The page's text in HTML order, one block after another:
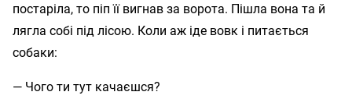
постаріла, то піп її вигнав за ворота. Пішла вона та й
лягла собі під лісою. Коли аж іде вовк і питається
собаки:
— Чого ти тут качаєшся?